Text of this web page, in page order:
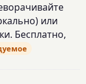
или
Бесплатно,